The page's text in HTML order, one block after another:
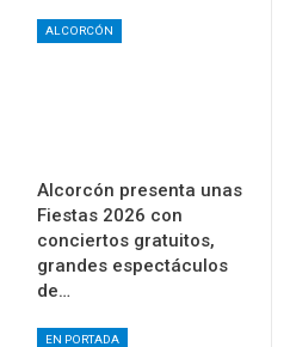
ALCORCÓN
Alcorcón presenta unas
Fiestas 2026 con
conciertos gratuitos,
grandes espectáculos
de…
EN PORTADA